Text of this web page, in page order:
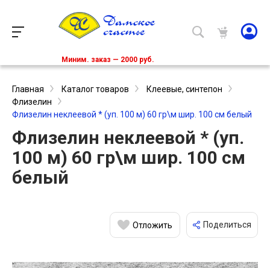
Миним. заказ — 2000 руб.
Главная Каталог товаров
Клеевые, синтепон
Флизелин
Флизелин неклеевой * (уп. 100 м) 60 гр\м шир. 100 см белый
Флизелин неклеевой * (уп.
100 м) 60 гр\м шир. 100 см
белый
Отложить Поделиться